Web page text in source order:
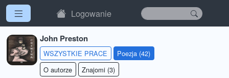
Logowanie
John Preston
WSZYSTKIE PRACE
Poezja (42)
O autorze
Znajomi (3)